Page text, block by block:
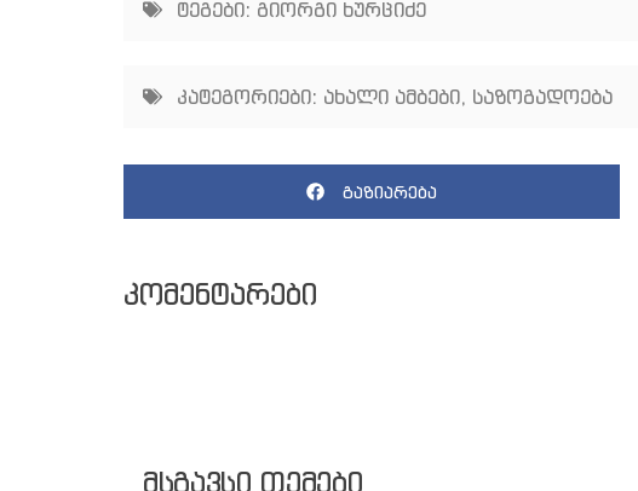
ტეგები: გიორგი ხურციძე
კატეგორიები: ახალი ამბები, საზოგადოება
გაზიარება
კომენტარები
მსგავსი თემები